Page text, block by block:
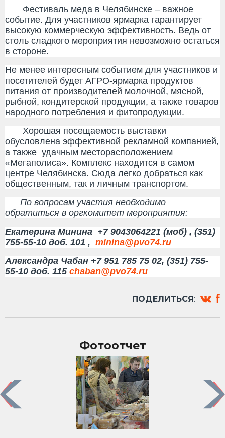
Фестиваль меда в Челябинске – важное
событие. Для участников ярмарка гарантирует
высокую коммерческую эффективность. Ведь от
столь сладкого мероприятия невозможно остаться
в стороне.
Не менее интересным событием для участников и
посетителей будет АГРО-ярмарка продуктов
питания от производителей молочной, мясной,
рыбной, кондитерской продукции, а также товаров
народного потребления и фитопродукции.
Хорошая посещаемость выставки
обусловлена эффективной рекламной компанией,
а также удачным месторасположением
«Мегаполиса». Комплекс находится в самом
центре Челябинска. Сюда легко добраться как
общественным, так и личным транспортом.
По вопросам участия необходимо
обратиться в оргкомитет мероприятия:
Екатерина Минина +7 9043064221 (моб) , (351)
755-55-10 доб. 101 , minina@pvo74.ru
Александра Чабан +7 951 785 75 02, (351) 755-
55-10 доб. 115 chaban@pvo74.ru
ПОДЕЛИТЬСЯ :
Фотоотчет
Previous